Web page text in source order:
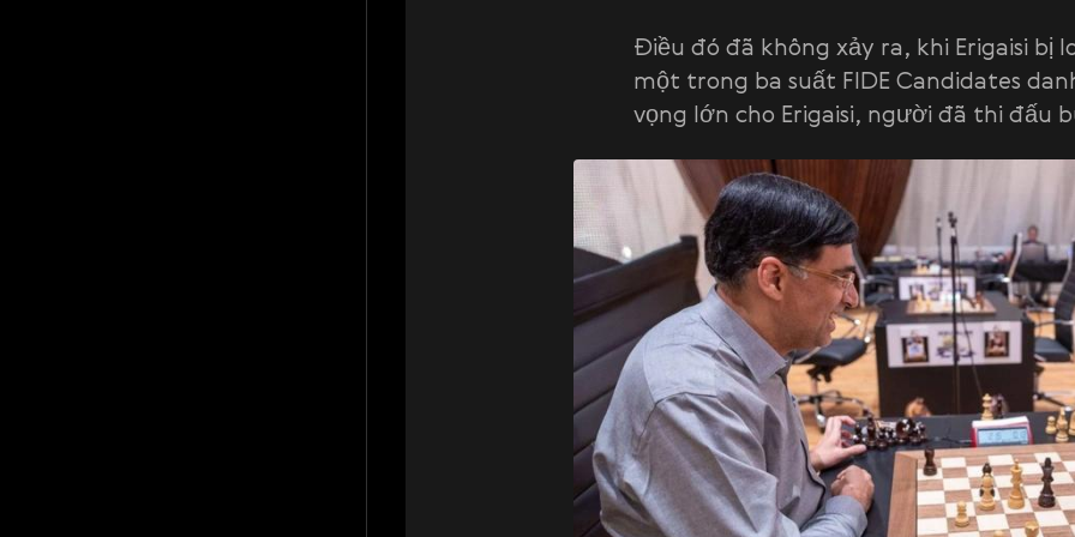
Điều đó đã không xảy ra, khi Erigaisi bị
một trong ba suất FIDE Candidates
vọng lớn cho Erigaisi, người đã thi đấu